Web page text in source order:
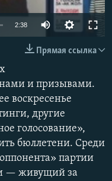
480p
2:38
480p
1080p
Прямая ссылка
и призывами.
воскресенье
другие
голосование»,
бюллетени. Среди
партии
— живущий за